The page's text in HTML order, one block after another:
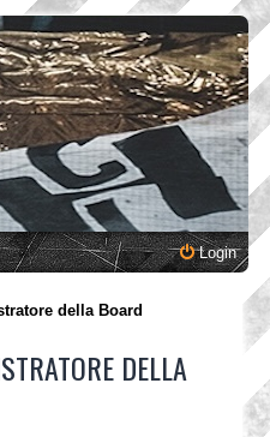
Login
della Board
DELLA